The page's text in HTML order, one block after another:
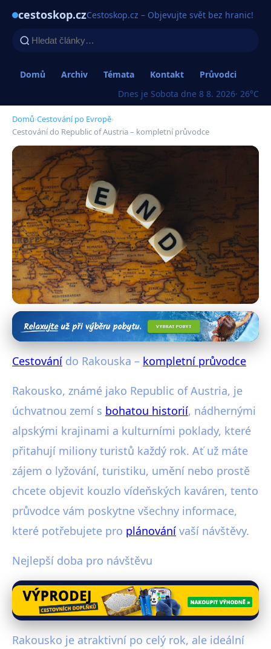
cestoskop.czCestoskop.cz – Objevujte svět bez hranic!
Domů Archiv Témata Kontakt
Průvodci
Dnes je Sobota dne 8 8. 2026· 26°C
Domů›Cestování po Evropě›
Cestování do Republic of Austria – kompletní průvodce
Cestování po Evropě
Cestování do Republic of Austria
· 4 min čtení · Autor: Radim Vávra
Cestování do Rakouska – kompletní průvodce
Rakousko, známé jako Republic of Austria, je
úchvatnou zemí s bohatou historií, nádhernými
alpskými krajinami a kulturními poklady, které
přitahují miliony turistů každý rok. Ať už máte
zájem o lyžování, turistiku, umění nebo prostě
chcete objevit kouzlo vídeňských kaváren, tento
průvodce vám poskytne všechny informace,
které potřebujete pro plánování vaší návštěvy.
Nejlepší doba pro návštěvu
Rakousko je atraktivní po celý rok, ale ideální